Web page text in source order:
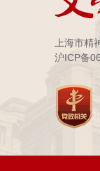
上海市精
沪ICP备